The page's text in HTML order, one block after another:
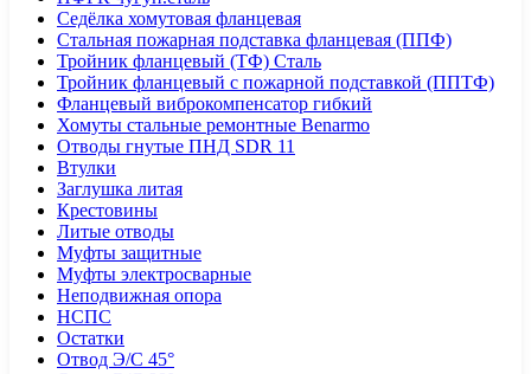
Седёлка хомутовая фланцевая
Стальная пожарная подставка фланцевая (ППФ)
Тройник фланцевый (ТФ) Сталь
Тройник фланцевый с пожарной подставкой (ППТФ)
Фланцевый виброкомпенсатор гибкий
Хомуты стальные ремонтные Benarmo
Отводы гнутые ПНД SDR 11
Втулки
Заглушка литая
Крестовины
Литые отводы
Муфты защитные
Муфты электросварные
Неподвижная опора
НСПС
Остатки
Отвод Э/С 45°